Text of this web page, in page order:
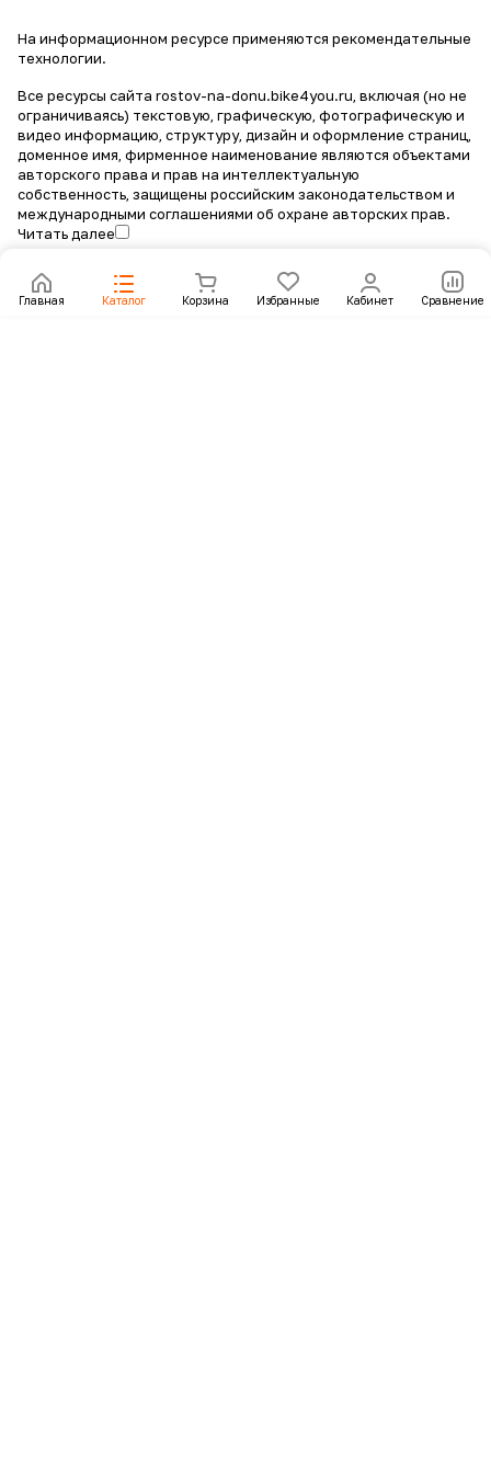
Главная Каталог Корзина Избранные Кабинет Сравнение
На информационном ресурсе применяются рекомендательные
технологии.
Все ресурсы сайта rostov-na-donu.bike4you.ru, включая (но не
ограничиваясь) текстовую, графическую, фотографическую и
видео информацию, структуру, дизайн и оформление страниц,
доменное имя, фирменное наименование являются объектами
авторского права и прав на интеллектуальную
собственность, защищены российским законодательством и
международными соглашениями об охране авторских прав.
Читать далее